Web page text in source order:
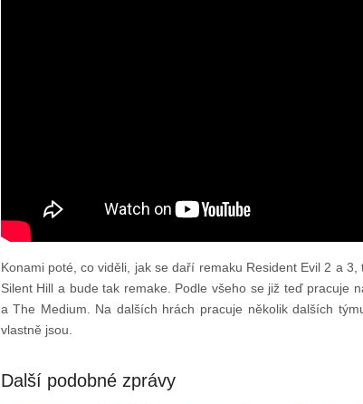
Konami poté, co viděli, jak se daří remaku Resident Evil 2 a
Silent Hill a bude tak remake. Podle všeho se již teď pracuje
a The Medium. Na dalších hrách pracuje několik dalších
vlastně jsou.
Další podobné zprávy